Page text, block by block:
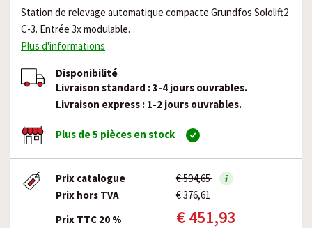
Station de relevage automatique compacte Grundfos Sololift2
C-3. Entrée 3x modulable.
Plus d'informations
Disponibilité
Livraison standard : 3-4 jours ouvrables.
Livraison express : 1-2 jours ouvrables.
Plus de 5 pièces en stock
Prix catalogue
€ 594,65
Prix hors TVA
€ 376,61
Prix TTC 20 %
€ 451,93